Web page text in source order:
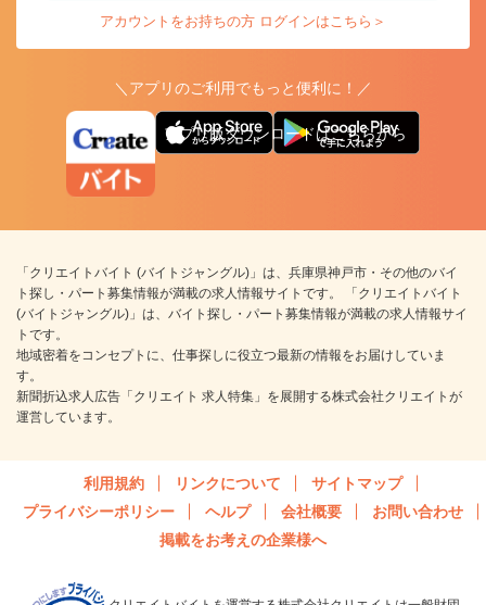
アカウントをお持ちの方 ログインはこちら＞
＼アプリのご利用でもっと便利に！／
アプリ版ダウンロードはこちらから
「クリエイトバイト (バイトジャングル)」は、兵庫県神戸市・その他のバイ
ト探し・パート募集情報が満載の求人情報サイトです。 「クリエイトバイト
(バイトジャングル)」は、バイト探し・パート募集情報が満載の求人情報サイ
トです。
地域密着をコンセプトに、仕事探しに役立つ最新の情報をお届けしていま
す。
新聞折込求人広告「クリエイト 求人特集」を展開する株式会社クリエイトが
運営しています。
利用規約 リンクについて
サイトマップ
プライバシーポリシー
ヘルプ 会社概要
お問い合わせ
掲載をお考えの企業様へ